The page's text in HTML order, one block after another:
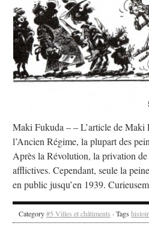
Maki Fukuda – – L’article de Maki
l’Ancien Régime, la plupart des
Après la Révolution, la privation de
afflictives. Cependant, seule la
en public jusqu’en 1939.
Category#5 Villes et châtiments · Tags